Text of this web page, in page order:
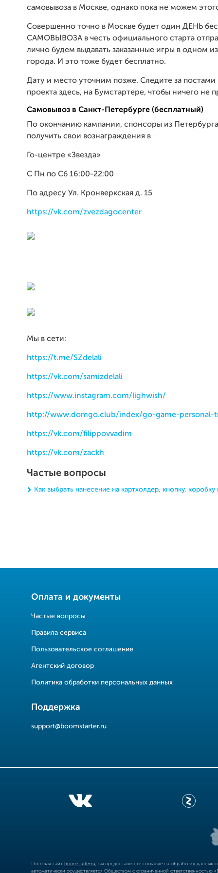
самовывоза в Москве, однако пока не можем
Совершенно точно в Москве будет один ДЕНЬ
САМОВЫВОЗА в честь официального старта
лично будем выдавать заказанные игры в одном
города. И это тоже будет бесплатно.
Дату и место уточним позже. Следите за
проекта здесь, на Бумстартере, чтобы ничего не
Самовывоз в Санкт-Петербурге (бесплатный)
По окончанию кампании, спонсоры из
получить свои вознаграждения в
Го-центре «Звезда»
С Пн по Сб 16:00-22:00
По адресу Ул. Кронверкская д. 15
https://vk.com/zvezdagocenter
Мы в сети:
https://t.me/SZdelali
https://vk.com/samizdelali
https://www.instagram.com/lighwish/
http://www.domgo.club/index/go-game-personal-
https://vk.com/filippovvadim
https://vk.com/zackh
Частые вопросы
Как выбрать нанесение на картхолдер, кнопку, коробку
Оплата и документы
Частые вопросы
Правила сервиса
Пользовательское соглашение
Агентский договор
Политика обработки персональных данных
Поддержка
support@boomstarter.ru
Посещая сайт boomstarter.ru , вы предоставляете согласие на обработку
автоматически осуществляется Обществом с ограниченной